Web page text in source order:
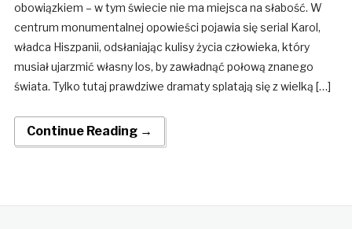
obowiązkiem – w tym świecie nie ma miejsca na słabość. W
centrum monumentalnej opowieści pojawia się serial Karol,
władca Hiszpanii, odsłaniając kulisy życia człowieka, który
musiał ujarzmić własny los, by zawładnąć połową znanego
świata. Tylko tutaj prawdziwe dramaty splatają się z wielką […]
Continue Reading →